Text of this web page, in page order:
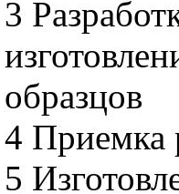
3
образцов
4 Приемка
5